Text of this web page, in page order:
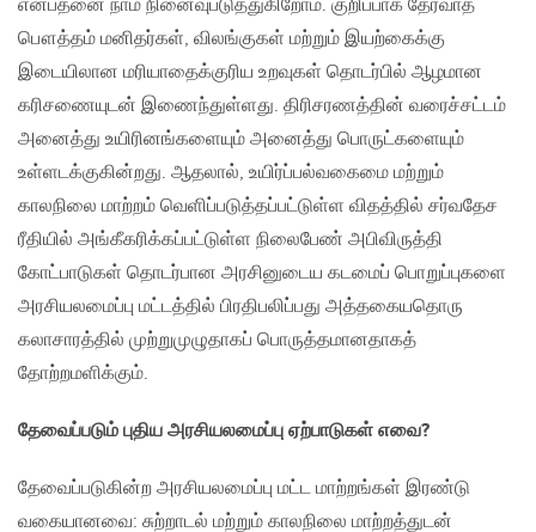
என்பதனை நாம் நினைவுபடுத்துகிறோம். குறிப்பாக தேரவாத
பௌத்தம் மனிதர்கள், விலங்குகள் மற்றும் இயற்கைக்கு
இடையிலான மரியாதைக்குரிய உறவுகள் தொடர்பில் ஆழமான
கரிசணையுடன் இணைந்துள்ளது. திரிசரணத்தின் வரைச்சட்டம்
அனைத்து உயிரினங்களையும் அனைத்து பொருட்களையும்
உள்ளடக்குகின்றது. ஆதலால், உயிர்ப்பல்வகைமை மற்றும்
காலநிலை மாற்றம் வெளிப்படுத்தப்பட்டுள்ள விதத்தில் சர்வதேச
ரீதியில் அங்கீகரிக்கப்பட்டுள்ள நிலைபேண் அபிவிருத்தி
கோட்பாடுகள் தொடர்பான அரசினுடைய கடமைப் பொறுப்புகளை
அரசியலமைப்பு மட்டத்தில் பிரதிபலிப்பது அத்தகையதொரு
கலாசாரத்தில் முற்றுமுழுதாகப் பொருத்தமானதாகத்
தோற்றமளிக்கும்.
தேவைப்படும் புதிய அரசியலமைப்பு ஏற்பாடுகள் எவை?
தேவைப்படுகின்ற அரசியலமைப்பு மட்ட மாற்றங்கள் இரண்டு
வகையானவை: சுற்றாடல் மற்றும் காலநிலை மாற்றத்துடன்